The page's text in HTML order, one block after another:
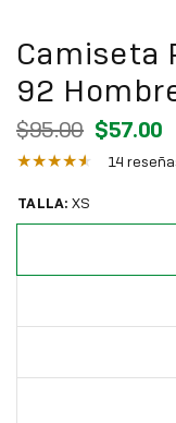
Camiseta
92
$95.00 $57.00
14
TALLA: XS